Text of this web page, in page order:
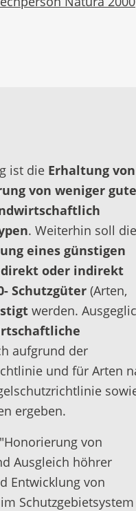
ist die Erhaltung von
von weniger
. Weiterhin soll die
eines günstigen
direkt oder indirekt
Schutzgüter (Arten,
werden.
aufgrund der
und für Arten
ergeben.
von
Ausgleich höhrer
Entwicklung von
Schutzgebietsystem